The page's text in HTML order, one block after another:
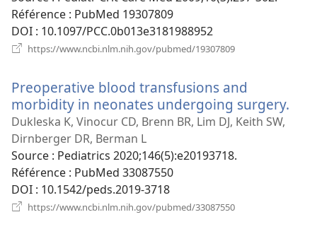
fenêtre)
Référence ‎: PubMed 19307809
DOI ‎: 10.1097/PCC.0b013e3181988952
https://www.ncbi.nlm.nih.gov/pubmed/19307809
fenêtre)
Preoperative blood transfusions and
morbidity in neonates undergoing surgery.
Dukleska K, Vinocur CD, Brenn BR, Lim DJ, Keith SW,
Dirnberger DR, Berman L
Source ‎: Pediatrics 2020;146(5):e20193718.
Référence ‎: PubMed 33087550
DOI ‎: 10.1542/peds.2019-3718
https://www.ncbi.nlm.nih.gov/pubmed/33087550